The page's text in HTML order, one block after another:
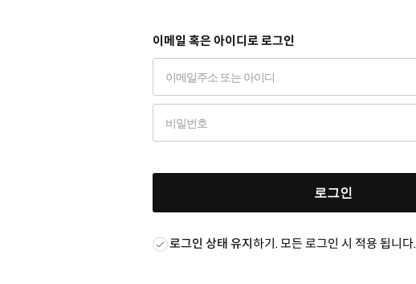
이메일 혹은 아이디로 로그인
로그인
로그인 상태 유지하기. 모든 로그인 시 적용 됩니다.